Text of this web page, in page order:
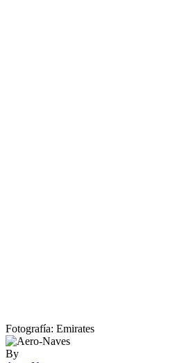
Fotografía: Emirates
By